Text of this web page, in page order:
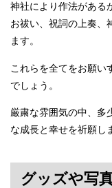
神社により作法がある
お祓い、祝詞の上奏
ます。
これらを全てをお願い
でしょう。
厳粛な雰囲気の中、多
な成長と幸せを祈願し
グッズや写